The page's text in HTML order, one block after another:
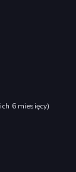
6 miesięcy)